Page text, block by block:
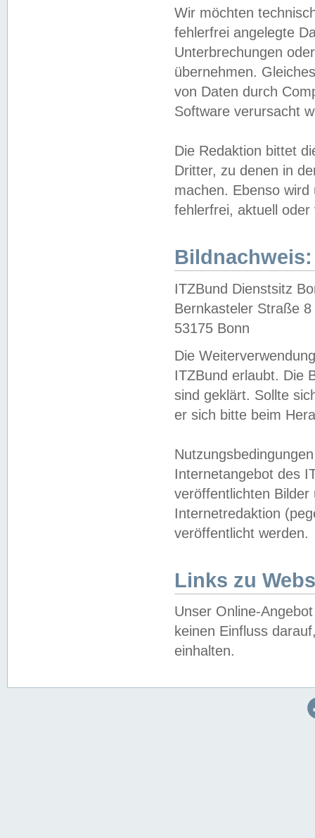
Wir möchten
fehlerfrei angelegte
Unterbrechungen
übernehmen.
von Daten durch
Software verursacht
Die Redaktion bittet
Dritter, zu denen in
machen. Ebenso
fehlerfrei, aktuell oder
Bildnachweis:
ITZBund Dienstsitz
Bernkasteler Straße 8
53175 Bonn
Die
ITZBund erlaubt. Die
sind geklärt. Sollte
er sich bitte beim
Internetangebot des
veröffentlichten
Internetredaktion
veröffentlicht werden.
Links zu
Unser Online-
keinen Einfluss
einhalten.